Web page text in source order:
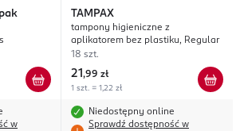
w
TAMPAX
tampony higieniczne z
aplikatorem bez plastiku, Regular
18 szt.
21 ,99 zł
1 szt. = 1,22 zł
Niedostępny online
Sprawdź dostępność w